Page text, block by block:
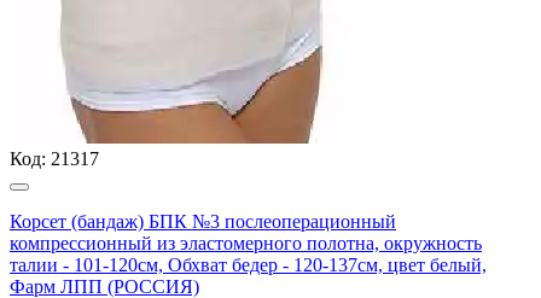
Код: 21317
Корсет (бандаж) БПК №3 послеоперационный
компрессионный из эластомерного полотна, окружность
талии - 101-120см, Обхват бедер - 120-137см, цвет белый,
Фарм ЛПП (РОССИЯ)